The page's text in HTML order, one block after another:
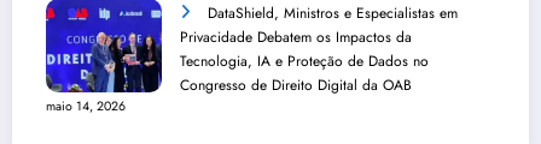
DataShield, Ministros e Especialistas em
Privacidade Debatem os Impactos da
Tecnologia, IA e Proteção de Dados no
Congresso de Direito Digital da OAB
maio 14, 2026